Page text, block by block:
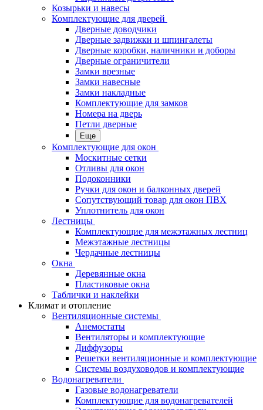
Козырьки и навесы
Комплектующие для дверей
Дверные доводчики
Дверные задвижки и шпингалеты
Дверные коробки, наличники и доборы
Дверные ограничители
Замки врезные
Замки навесные
Замки накладные
Комплектующие для замков
Номера на дверь
Петли дверные
Еще
Комплектующие для окон
Москитные сетки
Отливы для окон
Подоконники
Ручки для окон и балконных дверей
Сопутствующий товар для окон ПВХ
Уплотнитель для окон
Лестницы
Комплектующие для межэтажных лестниц
Межэтажные лестницы
Чердачные лестницы
Окна
Деревянные окна
Пластиковые окна
Таблички и наклейки
Климат и отопление
Вентиляционные системы
Анемостаты
Вентиляторы и комплектующие
Диффузоры
Решетки вентиляционные и комплектующие
Системы воздуховодов и комплектующие
Водонагреватели
Газовые водонагреватели
Комплектующие для водонагревателей